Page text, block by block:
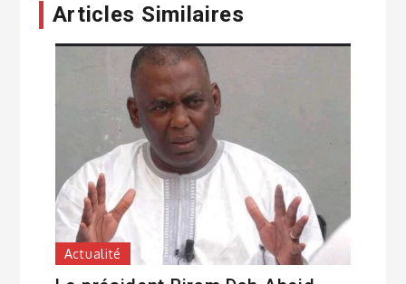
Articles Similaires
Actualité